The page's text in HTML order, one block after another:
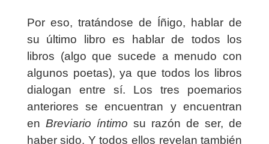
Por eso, tratándose de Íñigo, hablar de
su último libro es hablar de todos los
libros (algo que sucede a menudo con
algunos poetas), ya que todos los libros
dialogan entre sí. Los tres poemarios
anteriores se encuentran y encuentran
en Breviario íntimo su razón de ser, de
haber sido. Y todos ellos revelan también